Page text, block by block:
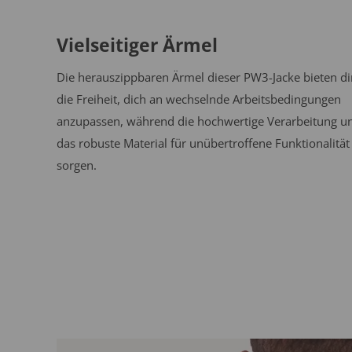
Vielseitiger Ärmel
Die herauszippbaren Ärmel dieser PW3-Jacke bieten
die Freiheit, dich an wechselnde Arbeitsbedingungen
anzupassen, während die hochwertige Verarbeitung
das robuste Material für unübertroffene Funktionalität
sorgen.